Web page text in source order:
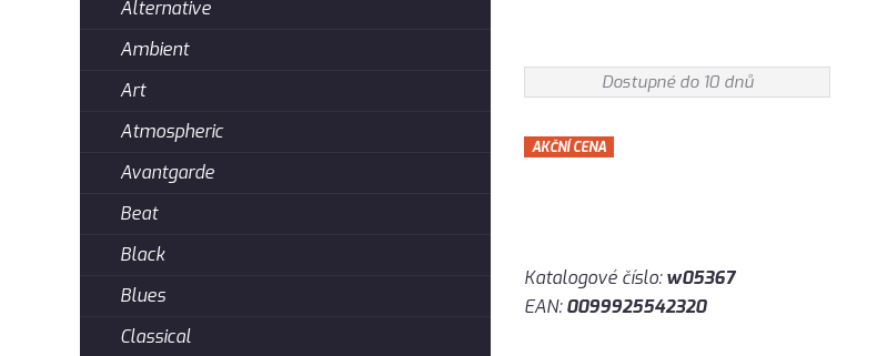
Dostupné do 10 dnů
AKČNÍ CENA
Katalogové číslo:w05367
EAN:0099925542320
Alternative
Ambient
Art
Atmospheric
Avantgarde
Beat
Black
Blues
Classical